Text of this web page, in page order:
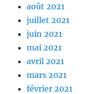
août 2021
juillet 2021
juin 2021
mai 2021
avril 2021
mars 2021
février 2021